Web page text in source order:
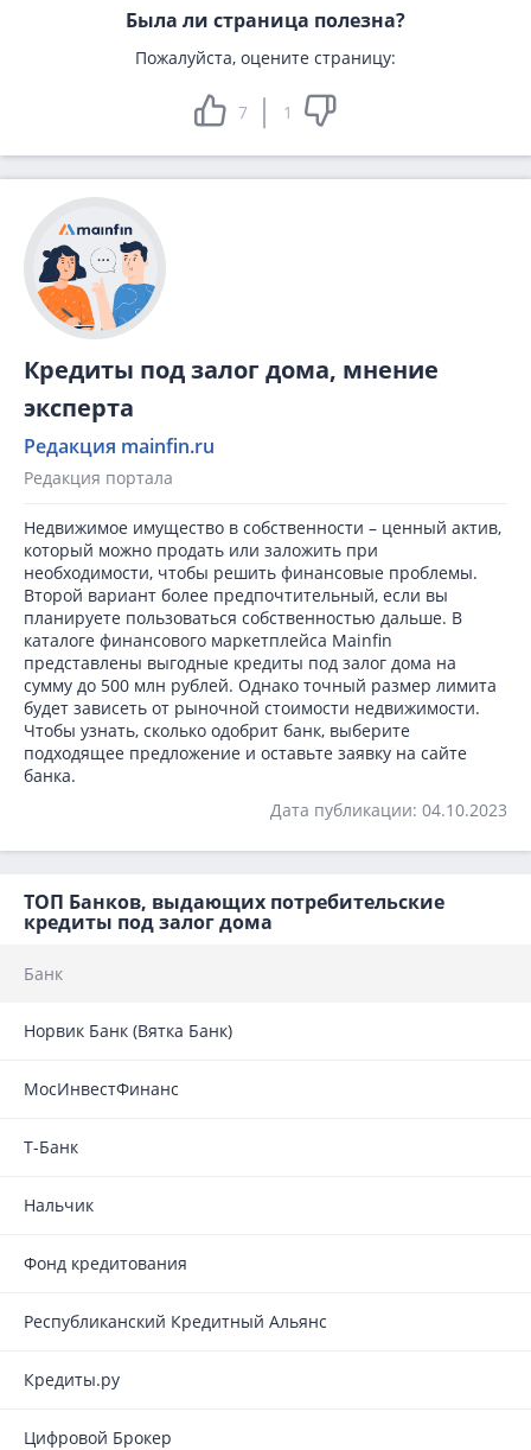
Была ли страница полезна?
Пожалуйста, оцените страницу:
7 1
Кредиты под залог дома, мнение
эксперта
Редакция mainfin.ru
Редакция портала
Недвижимое имущество в собственности – ценный актив,
который можно продать или заложить при
необходимости, чтобы решить финансовые проблемы.
Второй вариант более предпочтительный, если вы
планируете пользоваться собственностью дальше. В
каталоге финансового маркетплейса Mainfin
представлены выгодные кредиты под залог дома на
сумму до 500 млн рублей. Однако точный размер лимита
будет зависеть от рыночной стоимости недвижимости.
Чтобы узнать, сколько одобрит банк, выберите
подходящее предложение и оставьте заявку на сайте
банка.
Дата публикации: 04.10.2023
ТОП Банков, выдающих потребительские
кредиты под залог дома
Банк
Норвик Банк (Вятка Банк)
МосИнвестФинанс
Т-Банк
Нальчик
Фонд кредитования
Республиканский Кредитный Альянс
Кредиты.ру
Цифровой Брокер